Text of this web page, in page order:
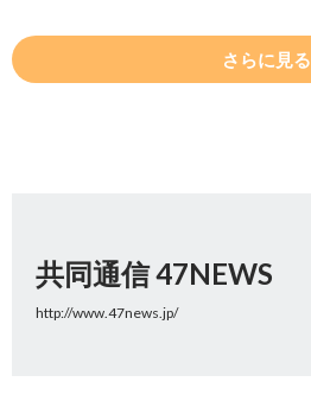
さらに見る
共同通信 47NEWS
http://www.47news.jp/